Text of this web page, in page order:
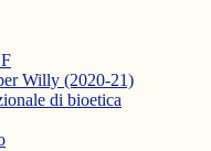
Willy (2020-21)
di bioetica